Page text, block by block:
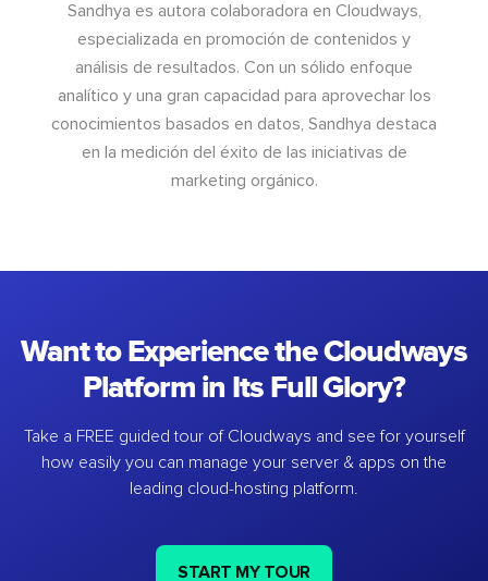
Sandhya es autora colaboradora en Cloudways,
especializada en promoción de contenidos y
análisis de resultados. Con un sólido enfoque
analítico y una gran capacidad para aprovechar los
conocimientos basados en datos, Sandhya destaca
en la medición del éxito de las iniciativas de
marketing orgánico.
Want to Experience the Cloudways
Platform in Its Full Glory?
Take a FREE guided tour of Cloudways and see for yourself
how easily you can manage your server & apps on the
leading cloud-hosting platform.
START MY TOUR